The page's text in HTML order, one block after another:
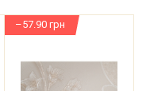
–57.90 грн